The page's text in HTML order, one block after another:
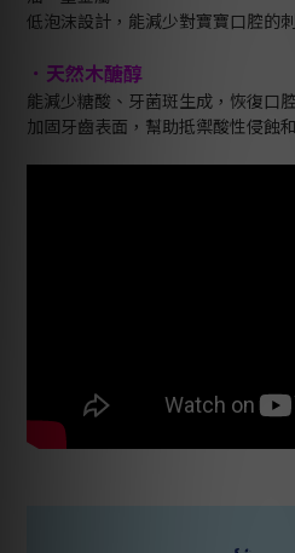
低泡沫設計，能減少對寶寶口腔的
．天然木醣醇
能減少糖酸、牙菌斑生成，恢復口
加固牙齒表面，幫助抵禦酸性侵蝕